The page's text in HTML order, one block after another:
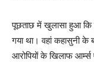
पूछताछ में खुलासा हुआ कि
गया था। वहां कहासुनी के
आरोपियों के खिलाफ आर्म्स